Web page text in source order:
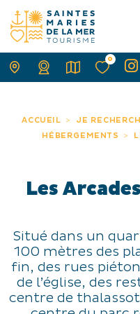
ACCUEIL JE
HÉBERGEMENTS
Les Arcades
Situé dans un
100 mètres des
fin, des rues
de l’église, des
centre de
0